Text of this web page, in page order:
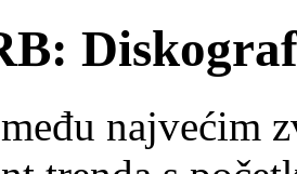
najvećim